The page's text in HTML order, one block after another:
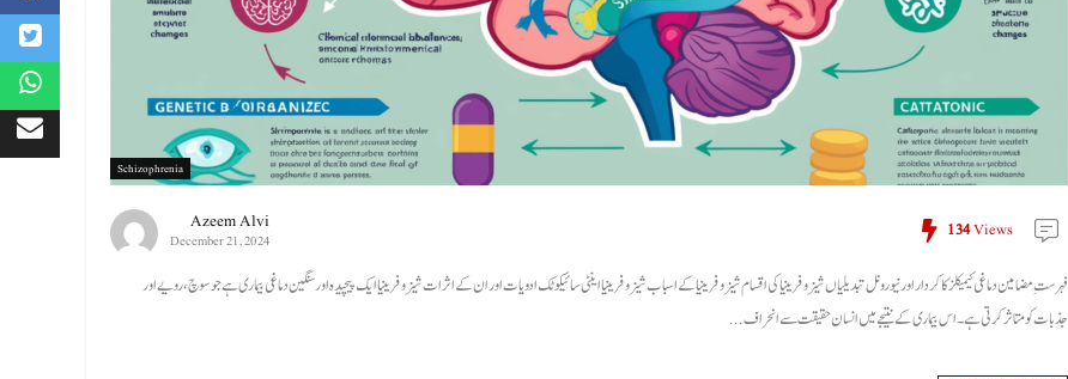
Schizophrenia
Azeem Alvi
December 21, 2024 134Views
فہرستِ مضامین دماغی کیمیکلز کا کردار اور نیورونل تبدیلیاں شیزوفرینیا کی اقسام شیزوفرینیا کے اسباب شیزوفرینیا اینٹی سائیکوٹک ادویات اور ان کے اثرات شیزوفرینیا ایک پیچیدہ اور سنگین دماغی بیماری ہے جو سوچ، رویے اور
جذبات کو متاثر کرتی ہے۔ اس بیماری کے نتیجے میں انسان حقیقت سے انحراف ...